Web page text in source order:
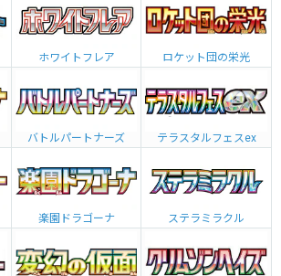
ホワイトフレア ロケット団の栄光
バトルパートナーズ テラスタルフェスex
楽園ドラゴーナ ステラミラクル